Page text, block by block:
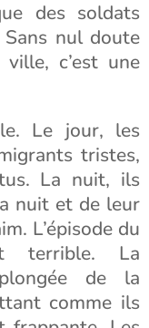
des soldats
nul doute
c’est une
Le jour, les
tristes,
La nuit, ils
nuit et de leur
L’épisode du
terrible. La
de la
comme ils